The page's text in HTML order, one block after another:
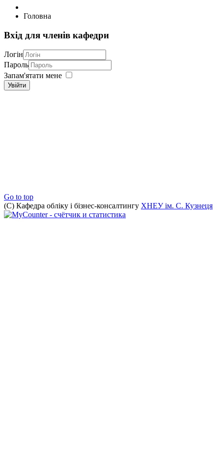
Головна
Вхід для членів кафедри
Логін
Пароль
Запам'ятати мене
Увійти
Go to top
(C) Кафедра обліку і бізнес-консалтингу ХНЕУ ім. С. Кузнеця